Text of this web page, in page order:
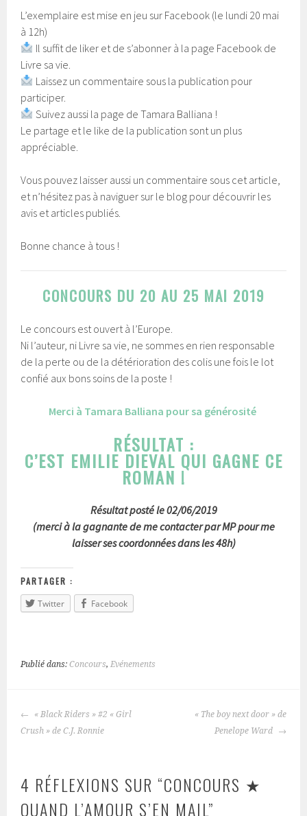
L’exemplaire est mise en jeu sur Facebook (le lundi 20 mai
à 12h)
Il suffit de liker et de s’abonner à la page Facebook de
Livre sa vie.
Laissez un commentaire sous la publication pour
participer.
Suivez aussi la page de Tamara Balliana !
Le partage et le like de la publication sont un plus
appréciable.
Vous pouvez laisser aussi un commentaire sous cet article,
et n’hésitez pas à naviguer sur le blog pour découvrir les
avis et articles publiés.
Bonne chance à tous !
CONCOURS DU 20 AU 25 MAI 2019
Le concours est ouvert à l’Europe.
Ni l’auteur, ni Livre sa vie, ne sommes en rien responsable
de la perte ou de la détérioration des colis une fois le lot
confié aux bons soins de la poste !
Merci à Tamara Balliana pour sa générosité
RÉSULTAT :
C’EST EMILIE DIEVAL QUI GAGNE CE
ROMAN !
Résultat posté le 02/06/2019
(merci à la gagnante de me contacter par MP pour me
laisser ses coordonnées dans les 48h)
PARTAGER :
Twitter
Facebook
Publié dans:Concours,Evénements
NAVIGATION
« Black Riders » #2 « Girl
Crush » de C.J. Ronnie
« The boy next door » de
Penelope Ward
4 RÉFLEXIONS SUR “CONCOURS ★
QUAND L’AMOUR S’EN MAIL”